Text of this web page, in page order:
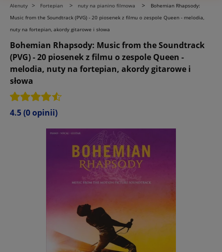
Alenuty > Fortepian > nuty na pianino filmowa >
Bohemian Rhapsody:
Music from the Soundtrack (PVG) - 20 piosenek z filmu o zespole Queen - melodia,
nuty na fortepian, akordy gitarowe i słowa
Bohemian Rhapsody: Music from the Soundtrack
(PVG) - 20 piosenek z filmu o zespole Queen -
melodia, nuty na fortepian, akordy gitarowe i
słowa
4.5(0 opinii)